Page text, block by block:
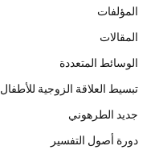
المؤلفات
المقالات
الوسائط المتعددة
تبسيط العلاقة الزوجية للأطفال
جديد الطرهوني
دورة أصول التفسير